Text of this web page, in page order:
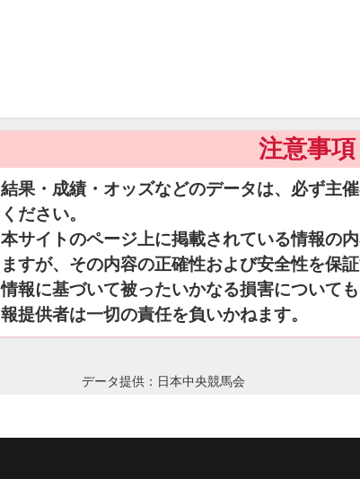
注意事項
結果・成績・オッズなどのデータは、必ず主
ください。
本サイトのページ上に掲載されている情報の
ますが、その内容の正確性および安全性を保
情報に基づいて被ったいかなる損害について
報提供者は一切の責任を負いかねます。
データ提供：日本中央競馬会